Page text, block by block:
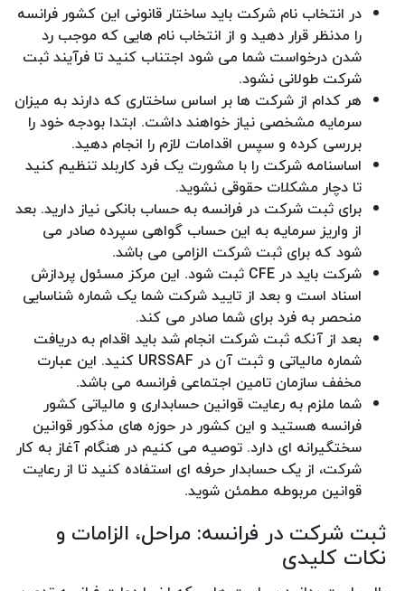
در انتخاب نام شرکت باید ساختار قانونی این کشور فرانسه
را مدنظر قرار دهید و از انتخاب نام هایی که موجب رد
شدن درخواست شما می شود اجتناب کنید تا فرآیند ثبت
شرکت طولانی نشود.
هر کدام از شرکت ها بر اساس ساختاری که دارند به میزان
سرمایه مشخصی نیاز خواهند داشت. ابتدا بودجه خود را
بررسی کرده و سپس اقدامات لازم را انجام دهید.
اساسنامه شرکت را با مشورت یک فرد کاربلد تنظیم کنید
تا دچار مشکلات حقوقی نشوید.
برای ثبت شرکت در فرانسه به حساب بانکی نیاز دارید. بعد
از واریز سرمایه به این حساب گواهی سپرده صادر می
شود که برای ثبت شرکت الزامی می باشد.
شرکت باید در CFE ثبت شود. این مرکز مسئول پردازش
اسناد است و بعد از تایید شرکت شما یک شماره شناسایی
منحصر به فرد برای شما صادر می کند.
بعد از آنکه ثبت شرکت انجام شد باید اقدام به دریافت
شماره مالیاتی و ثبت آن در URSSAF کنید. این عبارت
مخفف سازمان تامین اجتماعی فرانسه می باشد.
شما ملزم به رعایت قوانین حسابداری و مالیاتی کشور
فرانسه هستید و این کشور در حوزه های مذکور قوانین
سختگیرانه ای دارد. توصیه می کنیم در هنگام آغاز به کار
شرکت، از یک حسابدار حرفه ای استفاده کنید تا از رعایت
قوانین مربوطه مطمئن شوید.
ثبت شرکت در فرانسه: مراحل، الزامات و
نکات کلیدی